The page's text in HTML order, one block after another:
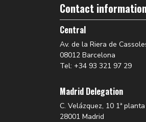
Contact
Central
Av. de la Riera de
08012 Barcelona
Tel: +34 93 321 97 29
Madrid Delegation
C. Velázquez, 10 1ª planta
28001 Madrid